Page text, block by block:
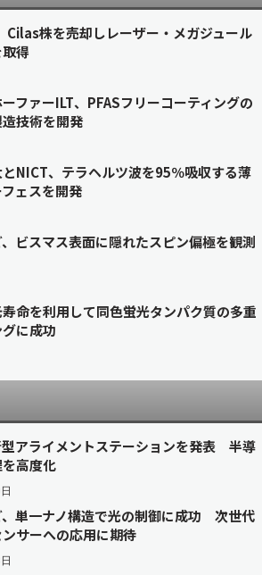
株を売却しレーザー・メガジュール
得
ファーILT、PFASフリーコーティングの
技術を開発
NICT、テラヘルツ波を95％吸収する薄
ェスを開発
ビスマス表面に隠れたスピン偏極を観測
命を利用して同色蛍光タンパク質の多重
に成功
型アライメントステーションを発表 半導
高度化
、単一ナノ構造で光の制御に成功 次世代
サーへの応用に期待